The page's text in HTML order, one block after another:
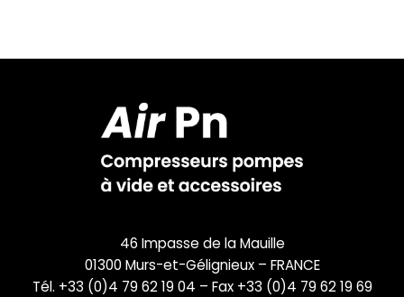
46 Impasse de la Mauille
01300 Murs-et-Gélignieux – FRANCE
Tél. +33 (0)4 79 62 19 04 – Fax +33 (0)4 79 62 19 69